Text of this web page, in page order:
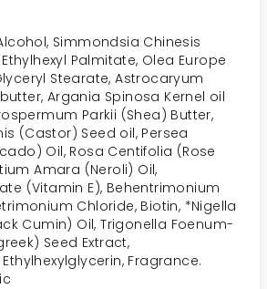
Simmondsia Chinesis
Palmitate, Olea Europe
Stearate, Astrocaryum
Argania Spinosa Kernel oil
Parkii (Shea) Butter,
(Castor) Seed oil, Persea
Oil, Rosa Centifolia (Rose
Amara (Neroli) Oil,
(Vitamin E), Behentrimonium
Chloride, Biotin, *Nigella
Cumin) Oil, Trigonella Foenum-
Seed Extract,
Fragrance.